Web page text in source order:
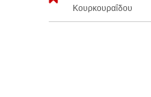
Κουρκουραΐδου